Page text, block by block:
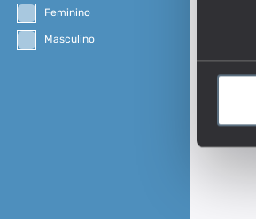
Feminino
Masculino